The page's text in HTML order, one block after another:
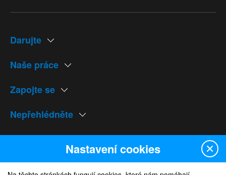
Darujte
Naše práce
Zapojte se
Nepřehlédněte
Naše weby
Nastavení cookies